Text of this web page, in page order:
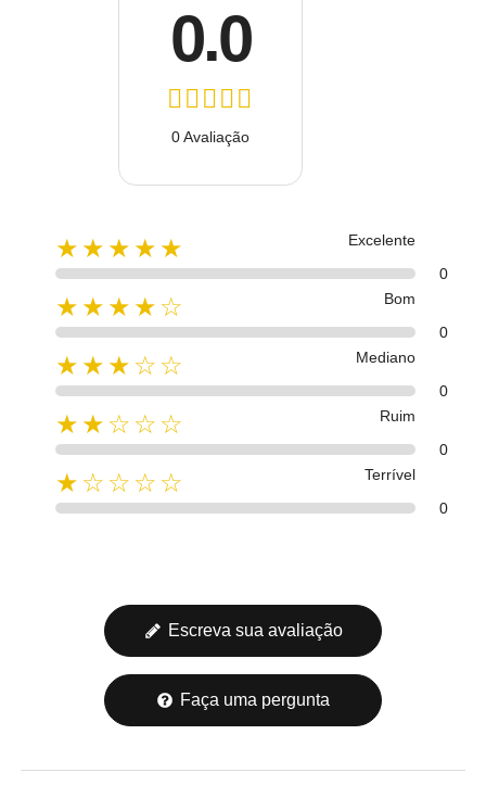
0.0
0 Avaliação
★★★★★
Excelente
0
★★★★☆
Bom
0
★★★☆☆
Mediano
0
★★☆☆☆
Ruim
0
★☆☆☆☆
Terrível
0
Escreva sua avaliação
Faça uma pergunta